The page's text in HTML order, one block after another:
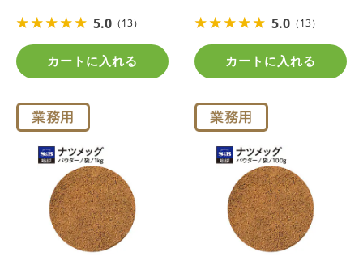
5.0 （13）
カートに入れる
5.0 （13）
カートに入れる